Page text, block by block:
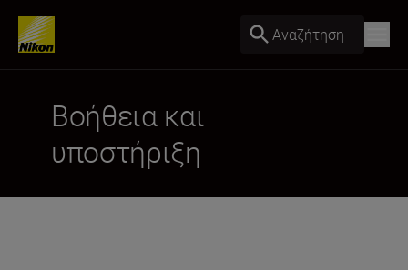
Αναζήτηση
Βοήθεια και
υποστήριξη